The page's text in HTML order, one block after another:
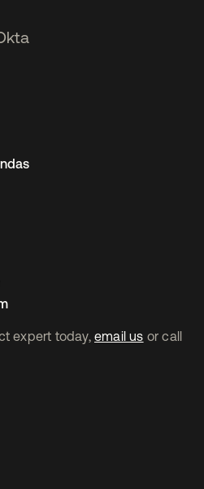
expert today, email us or call